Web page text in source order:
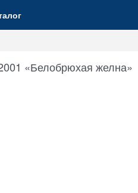
«Белобрюхая желна»